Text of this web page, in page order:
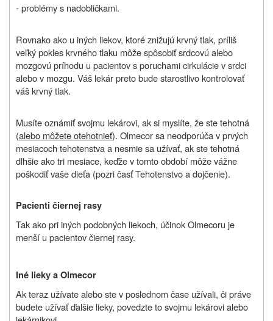
-problémy s nadobličkami.
Rovnako ako u iných liekov, ktoré znižujú krvný tlak, príliš
veľký pokles krvného tlaku môže spôsobiť srdcovú alebo
mozgovú príhodu u pacientov s poruchami cirkulácie v srdci
alebo v mozgu. Váš lekár preto bude starostlivo kontrolovať
váš krvný tlak.
Musíte oznámiť svojmu lekárovi, ak si myslíte, že ste tehotná
(alebo môžete otehotnieť). Olmecor sa neodporúča v prvých
mesiacoch tehotenstva a nesmie sa užívať, ak ste tehotná
dlhšie ako tri mesiace, keďže v tomto období môže vážne
poškodiť vaše dieťa (pozri časť Tehotenstvo a dojčenie).
Pacienti čiernej rasy
Tak ako pri iných podobných liekoch, účinok Olmecoru je
menší u pacientov čiernej rasy.
Iné lieky a Olmecor
Ak teraz užívate alebo ste v poslednom čase užívali, či práve
budete užívať ďalšie lieky, povedzte to svojmu lekárovi alebo